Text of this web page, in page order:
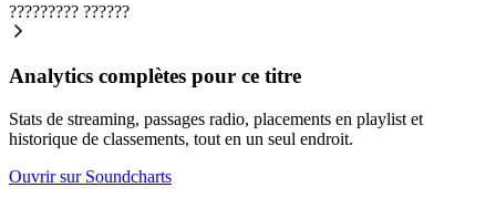
????????? ??????
Analytics complètes pour ce titre
Stats de streaming, passages radio, placements en playlist et
historique de classements, tout en un seul endroit.
Ouvrir sur Soundcharts